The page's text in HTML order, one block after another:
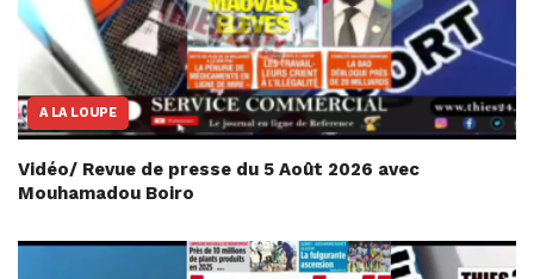
A LA LOUPE
Vidéo/ Revue de presse du 5 Août 2026 avec
Mouhamadou Boiro